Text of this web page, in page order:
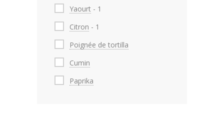
Yaourt - 1
Citron - 1
Poignée de tortilla
Cumin
Paprika